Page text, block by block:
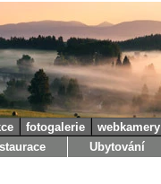
fotogalerie
webkamery
Ubytování